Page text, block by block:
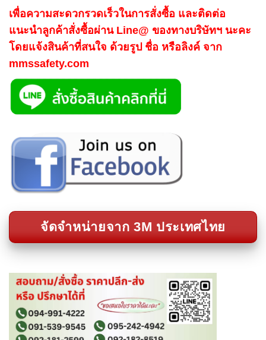
เพื่อความสะดวกรวดเร็วในการสั่งซื้อ และติดต่อ
แนะนำลูกค้าสั่งซื้อผ่าน Line@ ของทางบริษัทฯ นะคะ
โดยแจ้งสินค้าที่สนใจ ด้วยรูป ชื่อ หรือลิงค์ จาก
mmssafety.com
จัดจำหน่ายจาก 3M ประเทศไทย